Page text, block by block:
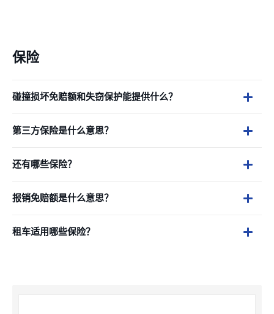
保险
碰撞损坏免赔额和失窃保护能提供什么？
第三方保险是什么意思？
还有哪些保险？
报销免赔额是什么意思？
租车适用哪些保险？